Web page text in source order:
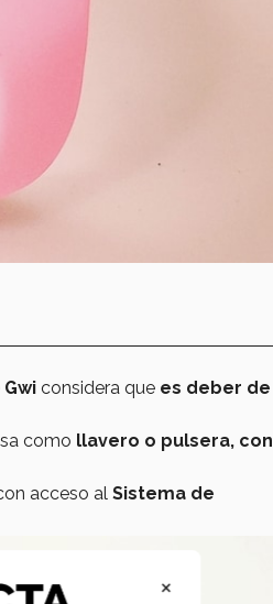
Gwi considera que es deber de
como llavero o pulsera, con
acceso al Sistema de
×